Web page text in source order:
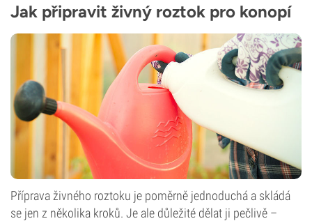
Jak připravit živný roztok pro konopí
Příprava živného roztoku je poměrně jednoduchá a skládá
se jen z několika kroků. Je ale důležité dělat ji pečlivě –